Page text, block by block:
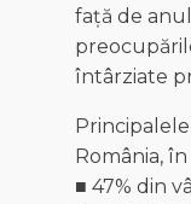
față de
întârziate
România,
■ 47% din